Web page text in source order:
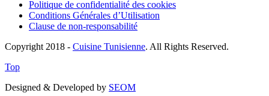
Politique de confidentialité des cookies
Conditions Générales d’Utilisation
Clause de non-responsabilité
Copyright 2018 - Cuisine Tunisienne. All Rights Reserved.
Top
Designed & Developed by SEOM